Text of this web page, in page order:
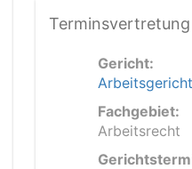
Gericht:
Fachgebiet:
Arbeitsrecht